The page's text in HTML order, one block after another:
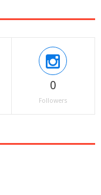
0
Followers